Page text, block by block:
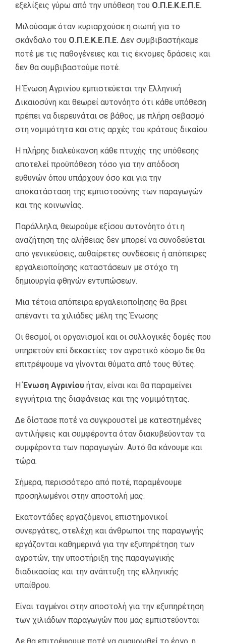
εξελίξεις γύρω από την υπόθεση του Ο.Π.Ε.Κ.Ε.Π.Ε.
Μιλούσαμε όταν κυριαρχούσε η σιωπή για το
σκάνδαλο του Ο.Π.Ε.Κ.Ε.Π.Ε. Δεν συμβιβαστήκαμε
ποτέ με τις παθογένειες και τις έκνομες δράσεις και
δεν θα συμβιβαστούμε ποτέ.
Η Ένωση Αγρινίου εμπιστεύεται την Ελληνική
Δικαιοσύνη και θεωρεί αυτονόητο ότι κάθε υπόθεση
πρέπει να διερευνάται σε βάθος, με πλήρη σεβασμό
στη νομιμότητα και στις αρχές του κράτους δικαίου.
Η πλήρης διαλεύκανση κάθε πτυχής της υπόθεσης
αποτελεί προϋπόθεση τόσο για την απόδοση
ευθυνών όπου υπάρχουν όσο και για την
αποκατάσταση της εμπιστοσύνης των παραγωγών
και της κοινωνίας.
Παράλληλα, θεωρούμε εξίσου αυτονόητο ότι η
αναζήτηση της αλήθειας δεν μπορεί να συνοδεύεται
από γενικεύσεις, αυθαίρετες συνδέσεις ή απόπειρες
εργαλειοποίησης καταστάσεων με στόχο τη
δημιουργία φθηνών εντυπώσεων.
Μια τέτοια απόπειρα εργαλειοποίησης θα βρει
απέναντι τα χιλιάδες μέλη της Ένωσης
Οι θεσμοί, οι οργανισμοί και οι συλλογικές δομές που
υπηρετούν επί δεκαετίες τον αγροτικό κόσμο δε θα
επιτρέψουμε να γίνονται θύματα από τους θύτες.
ΗΈνωση Αγρινίου ήταν, είναι και θα παραμείνει
εγγυήτρια της διαφάνειας και της νομιμότητας.
Δε δίστασε ποτέ να συγκρουστεί με κατεστημένες
αντιλήψεις και συμφέροντα όταν διακυβεύονταν τα
συμφέροντα των παραγωγών. Αυτό θα κάνουμε και
τώρα.
Σήμερα, περισσότερο από ποτέ, παραμένουμε
προσηλωμένοι στην αποστολή μας.
Εκατοντάδες εργαζόμενοι, επιστημονικοί
συνεργάτες, στελέχη και άνθρωποι της παραγωγής
εργάζονται καθημερινά για την εξυπηρέτηση των
αγροτών, την υποστήριξη της παραγωγικής
διαδικασίας και την ανάπτυξη της ελληνικής
υπαίθρου.
Είναι ταγμένοι στην αποστολή για την εξυπηρέτηση
των χιλιάδων παραγωγών που μας εμπιστεύονται